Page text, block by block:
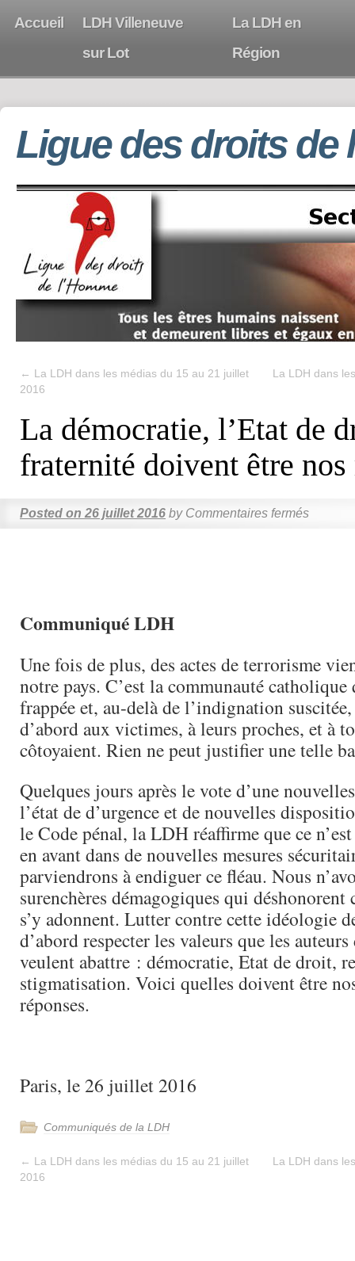
Accueil
LDH Villeneuve
sur Lot
La LDH en
Région
Ligue des droits de
← La LDH dans les médias du 15 au 21 juillet
2016
La LDH dans
La démocratie, l’Etat de
fraternité doivent être nos
Posted on 26 juillet 2016 by Commentaires fermés
Communiqué LDH
Une fois de plus, des actes de terrorisme
notre pays. C’est la communauté
frappée et, au-delà de l’indignation
d’abord aux victimes, à leurs proches, et à
côtoyaient. Rien ne peut justifier une telle
Quelques jours après le vote d’une
l’état de d’urgence et de nouvelles
le Code pénal, la LDH réaffirme que ce
en avant dans de nouvelles mesures
parviendrons à endiguer ce fléau. Nous
surenchères démagogiques qui
s’y adonnent. Lutter contre cette idéologie
d’abord respecter les valeurs que les auteurs
veulent abattre : démocratie, Etat de droit,
stigmatisation. Voici quelles doivent être
réponses.
Paris, le 26 juillet 2016
Communiqués de la LDH
← La LDH dans les médias du 15 au 21 juillet
2016
La LDH dans